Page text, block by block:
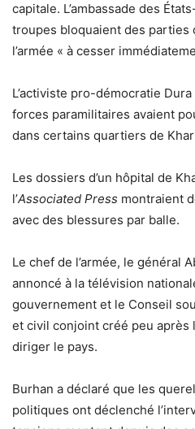
capitale. L’ambassade des
troupes bloquaient des parties
l’armée « à cesser
L’activiste pro-démocratie
forces paramilitaires avaient
dans certains quartiers de
Les dossiers d’un hôpital de
l’Associated Press montraient
avec des blessures par balle.
Le chef de l’armée, le général
annoncé à la télévision
gouvernement et le Conseil
et civil conjoint créé peu après
diriger le pays.
Burhan a déclaré que les
politiques ont déclenché